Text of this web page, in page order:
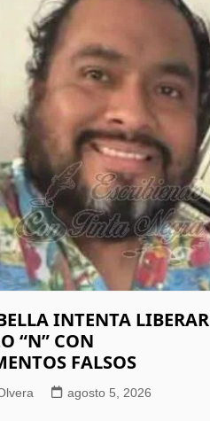
INTENTA LIBERAR
“N” CON
FALSOS
agosto 5, 2026